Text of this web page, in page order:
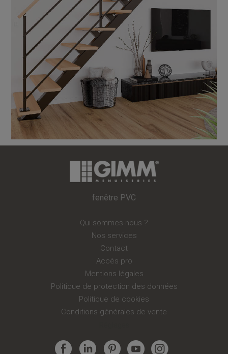
fenêtre PVC
Qui sommes-nous ?
Nos services
Contact
Accès pro
Mentions légales
Politique de protection des données
Politique de cookies
Conditions générales de vente